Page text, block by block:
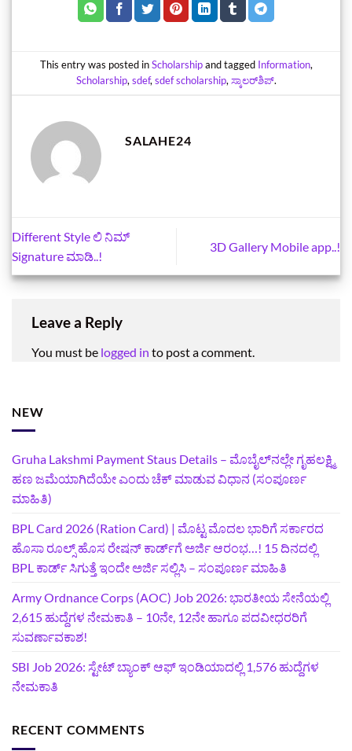
This entry was posted inScholarshipand tagged Information,
Scholarship,sdef,sdef scholarship,ಸ್ಕಾಲರ್‌ಶಿಪ್‌.
SALAHE24
Different Style ಲಿ ನಿಮ್
Signature ಮಾಡಿ..!
3D Gallery Mobile app..!
Leave a Reply
You must be logged in to post a comment.
NEW
Gruha Lakshmi Payment Staus Details – ಮೊಬೈಲ್‌ನಲ್ಲೇ ಗೃಹಲಕ್ಷ್ಮಿ
ಹಣ ಜಮೆಯಾಗಿದೆಯೇ ಎಂದು ಚೆಕ್ ಮಾಡುವ ವಿಧಾನ (ಸಂಪೂರ್ಣ
ಮಾಹಿತಿ)
BPL Card 2026 (Ration Card) | ಮೊಟ್ಟ ಮೊದಲ ಭಾರಿಗೆ ಸರ್ಕಾರದ
ಹೊಸಾ ರೂಲ್ಸ್ ಹೊಸ ರೇಷನ್ ಕಾರ್ಡ್‌ಗೆ ಅರ್ಜಿ ಆರಂಭ…! 15 ದಿನದಲ್ಲಿ
BPL ಕಾರ್ಡ್ ಸಿಗುತ್ತೆ ಇಂದೇ ಅರ್ಜಿ ಸಲ್ಲಿಸಿ – ಸಂಪೂರ್ಣ ಮಾಹಿತಿ
Army Ordnance Corps (AOC) Job 2026: ಭಾರತೀಯ ಸೇನೆಯಲ್ಲಿ
2,615 ಹುದ್ದೆಗಳ ನೇಮಕಾತಿ – 10ನೇ, 12ನೇ ಹಾಗೂ ಪದವೀಧರರಿಗೆ
ಸುವರ್ಣಾವಕಾಶ!
SBI Job 2026: ಸ್ಟೇಟ್ ಬ್ಯಾಂಕ್ ಆಫ್ ಇಂಡಿಯಾದಲ್ಲಿ 1,576 ಹುದ್ದೆಗಳ
ನೇಮಕಾತಿ
RECENT COMMENTS